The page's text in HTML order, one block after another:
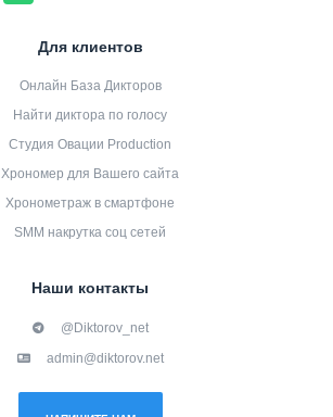
Для клиентов
Онлайн База Дикторов
Найти диктора по голосу
Студия Овации Production
Хрономер для Вашего сайта
Хронометраж в смартфоне
SMM накрутка соц сетей
Наши контакты
@Diktorov_net
admin@diktorov.net